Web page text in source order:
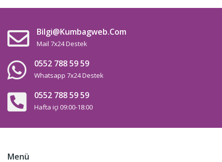
Bilgi@kumbagweb.com
Mail 7x24 Destek
0552 788 59 59
Whatsapp 7x24 Destek
0552 788 59 59
Hafta içi 09:00-18:00
Menü